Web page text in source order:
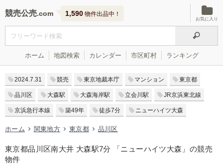
競売公売 1,590 物件出品中！
お気に入り
ホーム 地図検索 カレンダー 市区町村 ランキング
2024.7.31 競売 東京地裁本庁 マンション 東京都
品川区 大森駅 大森海岸駅 立会川駅 JR京浜東北線
京浜急行本線 築49年 徒歩7分 ニューハイツ大森
ホーム 関東地方 東京都 品川区
東京都品川区南大井 大森駅7分 「ニューハイツ大森」の競売
物件